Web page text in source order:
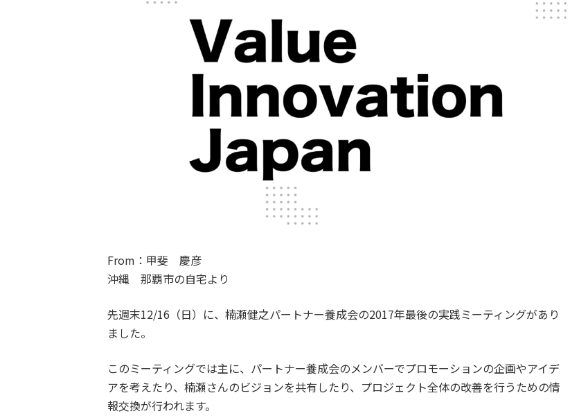
From：甲斐 慶彦
沖縄 那覇市の自宅より
先週末12/16（日）に、楠瀬健之パートナー養成会の2017年最後の実践ミーティングがあり
ました。
このミーティングでは主に、パートナー養成会のメンバーでプロモーションの企画やアイデ
アを考えたり、楠瀬さんのビジョンを共有したり、プロジェクト全体の改善を行うための情
報交換が行われます。